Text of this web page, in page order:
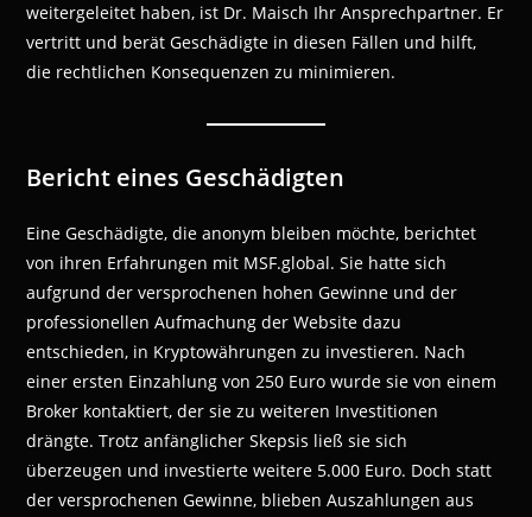
weitergeleitet haben, ist Dr. Maisch Ihr Ansprechpartner. Er
vertritt und berät Geschädigte in diesen Fällen und hilft,
die rechtlichen Konsequenzen zu minimieren.
Bericht eines Geschädigten
Eine Geschädigte, die anonym bleiben möchte, berichtet
von ihren Erfahrungen mit MSF.global. Sie hatte sich
aufgrund der versprochenen hohen Gewinne und der
professionellen Aufmachung der Website dazu
entschieden, in Kryptowährungen zu investieren. Nach
einer ersten Einzahlung von 250 Euro wurde sie von einem
Broker kontaktiert, der sie zu weiteren Investitionen
drängte. Trotz anfänglicher Skepsis ließ sie sich
überzeugen und investierte weitere 5.000 Euro. Doch statt
der versprochenen Gewinne, blieben Auszahlungen aus